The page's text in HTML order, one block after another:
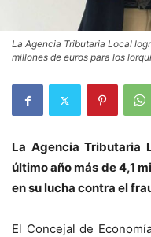
La Agencia Tributaria Local
millones de euros para los
La Agencia Tributaria
último año más de 4,1
en su lucha contra el
El Concejal de